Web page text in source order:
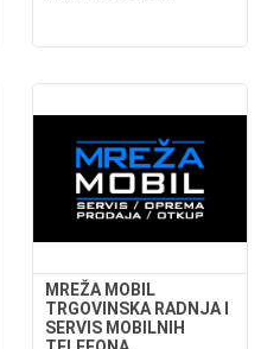
MREŽA MOBIL
TRGOVINSKA RADNJA I
SERVIS MOBILNIH